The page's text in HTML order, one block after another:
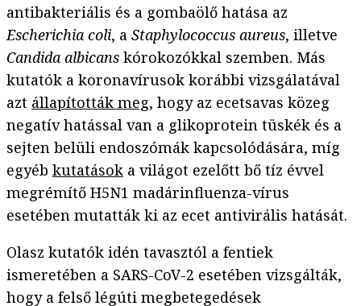
antibakteriális és a gombaölő hatása az
Escherichia coli, a Staphylococcus aureus, illetve
Candida albicans kórokozókkal szemben. Más
kutatók a koronavírusok korábbi vizsgálatával
azt állapították meg, hogy az ecetsavas közeg
negatív hatással van a glikoprotein tüskék és a
sejten belüli endoszómák kapcsolódására, míg
egyéb kutatások a világot ezelőtt bő tíz évvel
megrémítő H5N1 madárinfluenza-vírus
esetében mutatták ki az ecet antivirális hatását.
Olasz kutatók idén tavasztól a fentiek
ismeretében a SARS-CoV-2 esetében vizsgálták,
hogy a felső légúti megbetegedések